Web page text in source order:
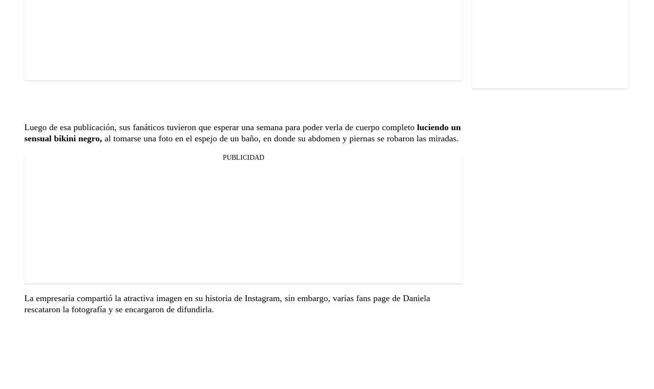
Luego de esa publicación, sus fanáticos tuvieron que esperar una semana para poder verla de cuerpo completo luciendo un
sensual bikini negro, al tomarse una foto en el espejo de un baño, en donde su abdomen y piernas se robaron las miradas.
PUBLICIDAD
La empresaria compartió la atractiva imagen en su historia de Instagram, sin embargo, varias fans page de Daniela
rescataron la fotografía y se encargaron de difundirla.